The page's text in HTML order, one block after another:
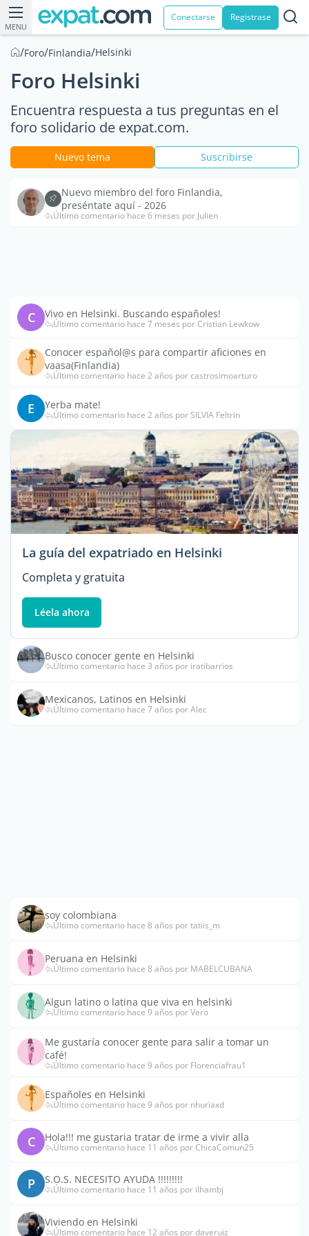
MENU
Conectarse Registrase
/Foro/Finlandia/Helsinki
Foro Helsinki
Encuentra respuesta a tus preguntas en el
foro solidario de expat.com.
Nuevo tema Suscribirse
Nuevo miembro del foro Finlandia,
preséntate aquí - 2026
Último comentario hace 6 meses por Julien
C Vivo en Helsinki. Buscando españoles!
Último comentario hace 7 meses por Cristian Lewkow
Conocer español@s para compartir aficiones en
vaasa(Finlandia)
Último comentario hace 2 años por castrosimoarturo
E Yerba mate!
Último comentario hace 2 años por SILVIA Feltrin
La guía del expatriado en Helsinki
Completa y gratuita
Léela ahora
Busco conocer gente en Helsinki
Último comentario hace 3 años por iratibarrios
Mexicanos, Latinos en Helsinki
Último comentario hace 7 años por Alec
soy colombiana
Último comentario hace 8 años por tatiis_m
Peruana en Helsinki
Último comentario hace 8 años por MABELCUBANA
Algun latino o latina que viva en helsinki
Último comentario hace 9 años por Vero
Me gustaría conocer gente para salir a tomar un
café!
Último comentario hace 9 años por Florenciafrau1
Españoles en Helsinki
Último comentario hace 9 años por nhuriaxd
C Hola!!! me gustaria tratar de irme a vivir alla
Último comentario hace 11 años por ChicaComun25
P S.O.S. NECESITO AYUDA !!!!!!!!!
Último comentario hace 11 años por ilhambj
Viviendo en Helsinki
Último comentario hace 12 años por daveruiz